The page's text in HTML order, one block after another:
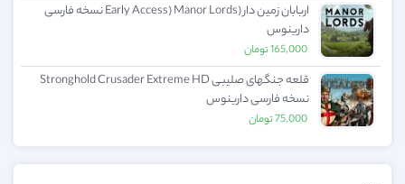
اربابان زمین دار (Early Access) Manor Lords نسخه فارسی
دارینوس
165,000تومان
قلعه جنگهای صلیبی Stronghold Crusader Extreme HD
نسخه فارسی دارینوس
75,000تومان